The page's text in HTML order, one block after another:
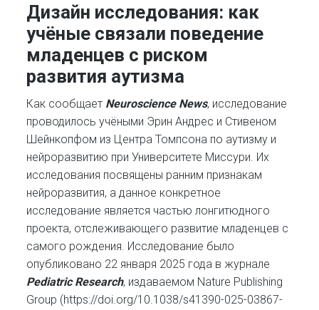
Дизайн исследования: как
учёные связали поведение
младенцев с риском
развития аутизма
Как сообщает Neuroscience News, исследование
проводилось учёными Эрин Андрес и Стивеном
Шейнкопфом из Центра Томпсона по аутизму и
нейроразвитию при Университете Миссури. Их
исследования посвящены ранним признакам
нейроразвития, а данное конкретное
исследование является частью лонгитюдного
проекта, отслеживающего развитие младенцев с
самого рождения. Исследование было
опубликовано 22 января 2025 года в журнале
Pediatric Research, издаваемом Nature Publishing
Group (https://doi.org/10.1038/s41390-025-03867-